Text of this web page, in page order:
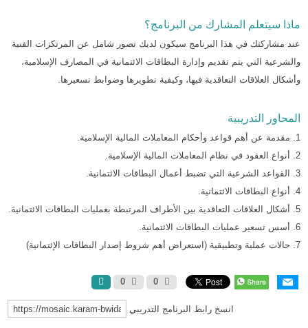
ماذا سيتعلم المشارك من البرنامج؟
عند مشاركتك في هذا البرنامج سيكون لديك تصور شامل عن المرتكزات الفنية
والشرعية التي يتم تقديم وإدارة البطاقات الائتمانية في المصارف الإسلامية،
وأشكال العلاقات التعاقدية فيها، وكيفية تطويرها وضوابط تسعيرها.
المحاور التدريبية
1. مقدمة عن أهم قواعد وأحكام المعاملات المالية الإسلامية.
2. أنواع العقود في نظام المعاملات المالية الإسلامية.
3. القواعد الشرعية التي تضبط أعمال البطاقات الائتمانية.
4. أنواع البطاقات الائتمانية.
5. أشكال العلاقات التعاقدية بين الأطراف المرتبطة بعمليات البطاقات الائتمانية.
6. أسس تسعير عمليات البطاقات الائتمانية.
7. حالات عملية وتطبيقية (استعراض أهم شروط إصدار البطاقات الإئتمانية)
0
0
انسخ رابط البرنامج التدريبي